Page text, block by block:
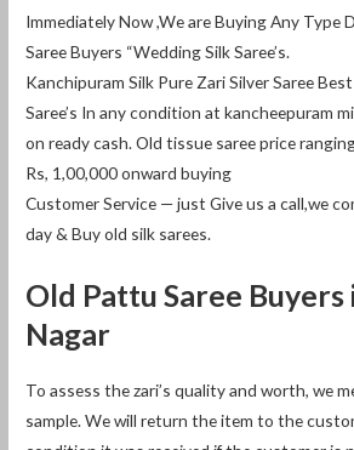
Immediately Now ,We are Buying Any Type
Saree Buyers “Wedding Silk Saree’s.
Kanchipuram Silk Pure Zari Silver Saree
Saree’s In any condition at kancheepuram
on ready cash. Old tissue saree price
Rs, 1,00,000 onward buying
Customer Service — just Give us a call,we
day & Buy old silk sarees.
Old Pattu Saree Buyers
Nagar
To assess the zari’s quality and worth, we
sample. We will return the item to the